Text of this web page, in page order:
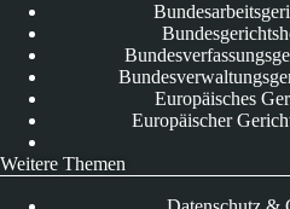
Europäisches
Europäischer
Weitere Themen